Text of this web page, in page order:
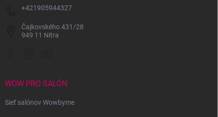
+421905944327
Čajkovského 431/28
949 11 Nitra
WOW PRO SALÓN
Sieť salónov Wowbyme